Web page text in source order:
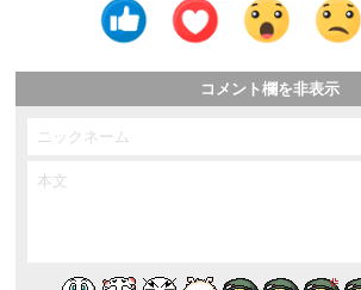
コメント欄を非表示